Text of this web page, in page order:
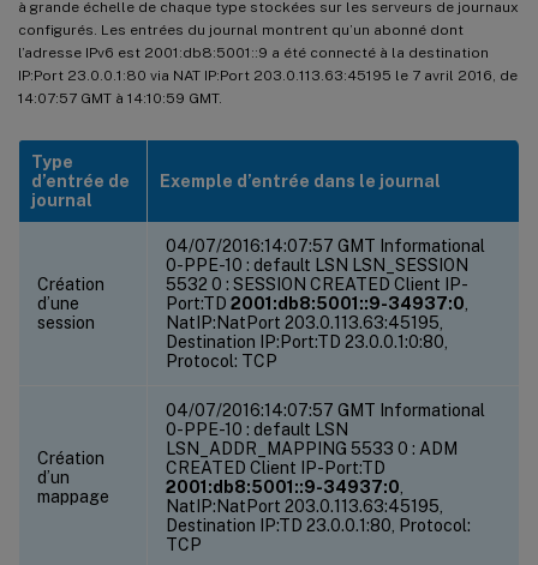
à grande échelle de chaque type stockées sur les serveurs de journaux
configurés. Les entrées du journal montrent qu’un abonné dont
l’adresse IPv6 est 2001:db8:5001::9 a été connecté à la destination
IP:Port 23.0.0.1:80 via NAT IP:Port 203.0.113.63:45195 le 7 avril 2016, de
14:07:57 GMT à 14:10:59 GMT.
Type
d’entrée de
journal
Exemple d’entrée dans le journal
Création
d’une
session
04/07/2016:14:07:57 GMT Informational
0-PPE-10 : default LSN LSN_SESSION
5532 0 : SESSION CREATED Client IP-
Port:TD 2001:db8:5001::9-34937:0
NatIP:NatPort 203.0.113.63:45195,
Destination IP:Port:TD 23.0.0.1:0:80,
Protocol: TCP
Création
d’un
mappage
04/07/2016:14:07:57 GMT Informational
0-PPE-10 : default LSN
LSN_ADDR_MAPPING 5533 0 : ADM
CREATED Client IP-Port:TD
2001:db8:5001::9-34937:0
NatIP:NatPort 203.0.113.63:45195,
Destination IP:TD 23.0.0.1:80, Protocol:
TCP